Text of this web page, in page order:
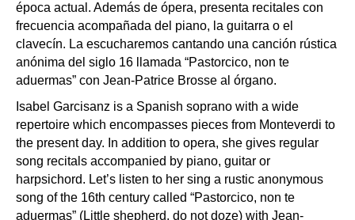
época actual. Además de ópera, presenta recitales con
frecuencia acompañada del piano, la guitarra o el
clavecín. La escucharemos cantando una canción rústica
anónima del siglo 16 llamada “Pastorcico, non te
aduermas” con Jean-Patrice Brosse al órgano.
Isabel Garcisanz is a Spanish soprano with a wide
repertoire which encompasses pieces from Monteverdi to
the present day. In addition to opera, she gives regular
song recitals accompanied by piano, guitar or
harpsichord. Let’s listen to her sing a rustic anonymous
song of the 16th century called “Pastorcico, non te
aduermas” (Little shepherd, do not doze) with Jean-